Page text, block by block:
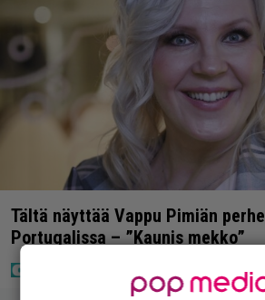
Tältä näyttää Vappu Pimiän
Portugalissa – ”Kaunis mekko”